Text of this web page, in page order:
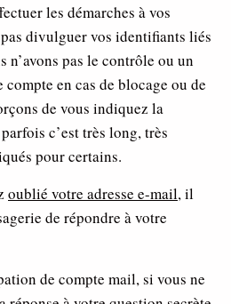
les démarches à vos
divulguer vos identifiants liés
n’avons pas le contrôle ou un
en cas de blocage ou de
de vous indiquez la
c’est très long, très
pour certains.
oublié votre adresse e-mail, il
de répondre à votre
de compte mail, si vous ne